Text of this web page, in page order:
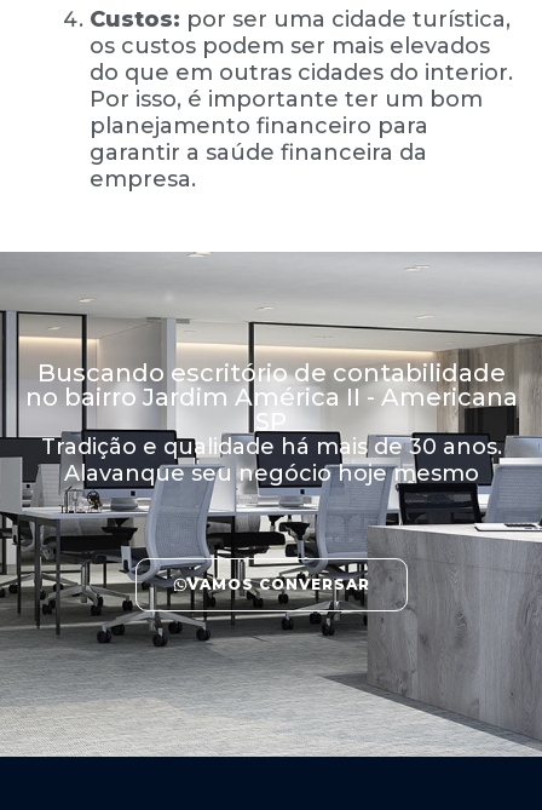
Custos: por ser uma cidade turística,
os custos podem ser mais elevados
do que em outras cidades do interior.
Por isso, é importante ter um bom
planejamento financeiro para
garantir a saúde financeira da
empresa.
Buscando escritório de contabilidade
no bairro Jardim América II - Americana
SP
Tradição e qualidade há mais de 30 anos.
Alavanque seu negócio hoje mesmo
VAMOS CONVERSAR